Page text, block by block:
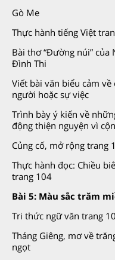
Gò Me
Thực hành tiếng Việt
Bài thơ “Đường núi” của
Đình Thi
Viết bài văn biểu cảm về
người hoặc sự việc
Trình bày ý kiến về
động thiện nguyện vì
Củng cố, mở rộng trang
Thực hành đọc: Chiều
trang 104
Bài 5: Màu sắc trăm
Tri thức ngữ văn trang
Tháng Giêng, mơ về
ngọt